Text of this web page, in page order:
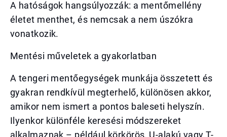
A hatóságok hangsúlyozzák: a mentőmellény
életet menthet, és nemcsak a nem úszókra
vonatkozik.
Mentési műveletek a gyakorlatban
A tengeri mentőegységek munkája összetett és
gyakran rendkívül megterhelő, különösen akkor,
amikor nem ismert a pontos baleseti helyszín.
Ilyenkor különféle keresési módszereket
alkalmaznak – például körkörös, U-alakú vagy T-